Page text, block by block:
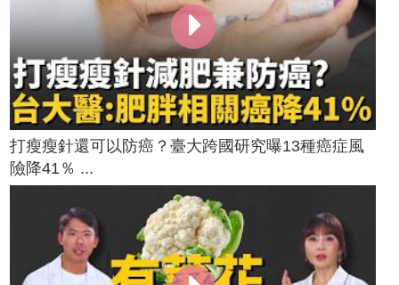
打瘦瘦針還可以防癌？臺大跨國研究曝13種癌症風
險降41％ ...